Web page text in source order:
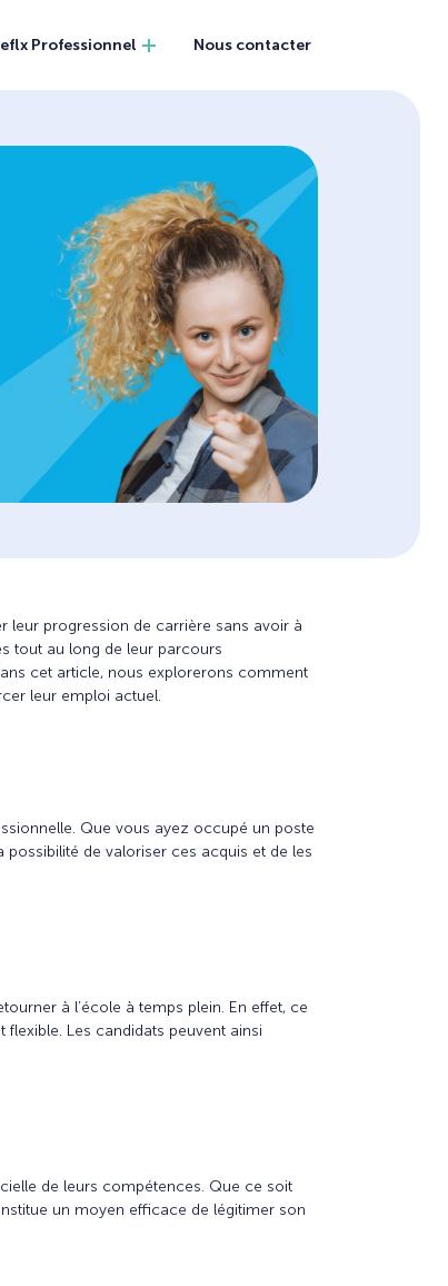
Professionnel Nous contacter
leur progression de carrière sans avoir à
tout au long de leur parcours
cet article, nous explorerons comment
leur emploi actuel.
Que vous ayez occupé un poste
de valoriser ces acquis et de les
à l’école à temps plein. En effet, ce
Les candidats peuvent ainsi
de leurs compétences. Que ce soit
un moyen efficace de légitimer son